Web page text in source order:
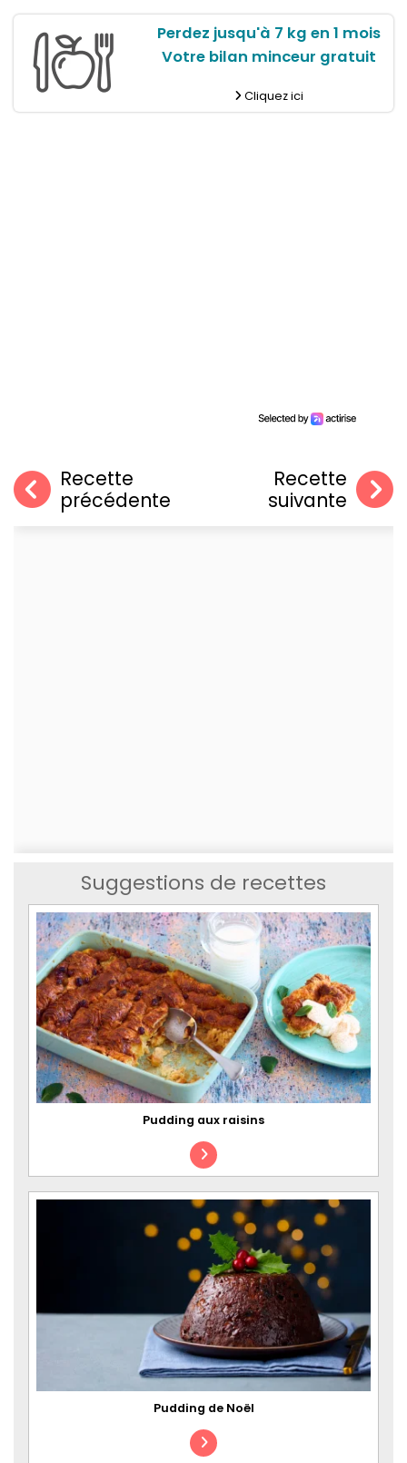
Perdez jusqu'à 7 kg en 1 mois
Votre bilan minceur gratuit
Cliquez ici
Recette
précédente
Recette
suivante
Suggestions de recettes
Pudding aux raisins
Pudding de Noël